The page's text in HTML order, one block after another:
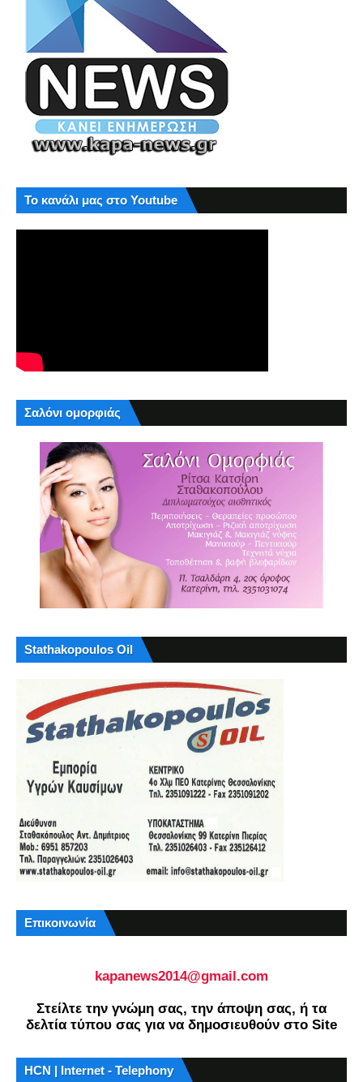
Το κανάλι μας στο Youtube
Σαλόνι ομορφιάς
Stathakopoulos Oil
Επικοινωνία
kapanews2014@gmail.com
Στείλτε την γνώμη σας, την άποψη σας, ή τα
δελτία τύπου σας για να δημοσιευθούν στο Site
HCN | Internet - Telephony